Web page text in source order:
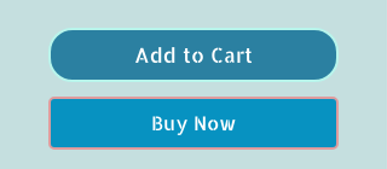
Add to Cart
Buy Now